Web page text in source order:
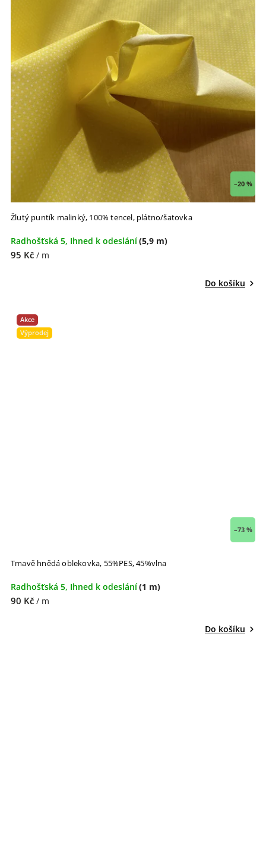
–20 %
Žlutý puntík malinký, 100% tencel, plátno/šatovka
Radhošťská 5, Ihned k odeslání(5,9 m)
95 Kč / m
Do košíku
Akce
Výprodej
–73 %
Tmavě hnědá oblekovka, 55%PES, 45%vlna
Radhošťská 5, Ihned k odeslání(1 m)
90 Kč / m
Do košíku